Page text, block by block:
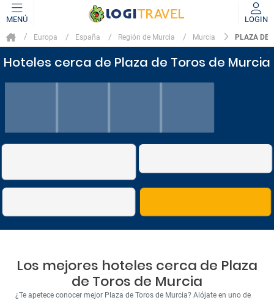
MENÚ LOGIN
Europa España Región de Murcia Murcia PLAZA DE
Hoteles cerca de Plaza de Toros de Murcia
Los mejores hoteles cerca de Plaza
de Toros de Murcia
¿Te apetece conocer mejor Plaza de Toros de Murcia? Alójate en uno de